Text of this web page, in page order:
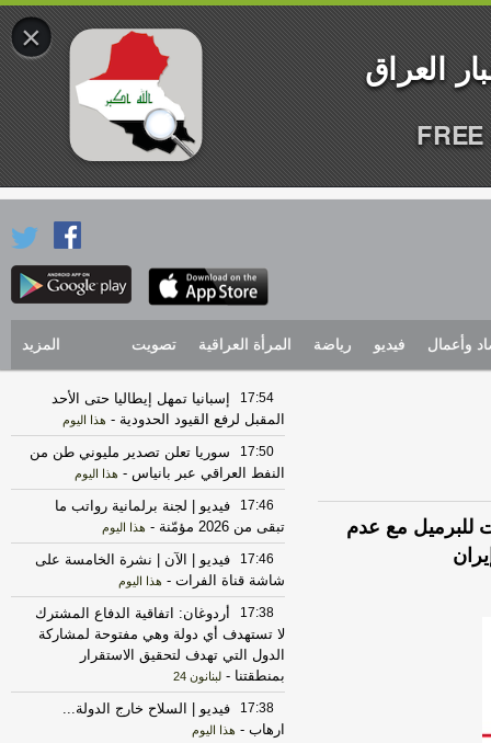
وأعمال فيديو رياضة المرأة العراقية تصويت المزيد
لخام برنت ترتفع 4 دولارات للبرميل مع عدم
17:54
إسبانيا تمهل إيطاليا حتى الأحد
المقبل لرفع القيود الحدودية - هذا اليوم
17:50
سوريا تعلن تصدير مليوني طن من
النفط العراقي عبر بانياس - هذا اليوم
17:46
فيديو | لجنة برلمانية رواتب ما
تبقى من 2026 مؤمّنة
- هذا اليوم
17:46
فيديو | الآن | نشرة الخامسة على
شاشة قناة الفرات - هذا اليوم
17:38
أردوغان: اتفاقية الدفاع المشترك
لا تستهدف أي دولة وهي مفتوحة لمشاركة
الدول التي تهدف لتحقيق الاستقرار
بمنطقتنا - لبنانون 24
17:38
فيديو | السلاح خارج الدولة...
ارهاب - هذا اليوم
×